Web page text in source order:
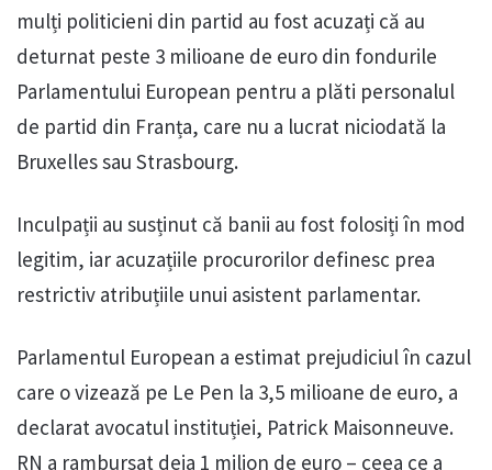
mulți politicieni din partid au fost acuzați că au
deturnat peste 3 milioane de euro din fondurile
Parlamentului European pentru a plăti personalul
de partid din Franța, care nu a lucrat niciodată la
Bruxelles sau Strasbourg.
Inculpații au susținut că banii au fost folosiți în mod
legitim, iar acuzațiile procurorilor definesc prea
restrictiv atribuțiile unui asistent parlamentar.
Parlamentul European a estimat prejudiciul în cazul
care o vizează pe Le Pen la 3,5 milioane de euro, a
declarat avocatul instituției, Patrick Maisonneuve.
RN a rambursat deja 1 milion de euro – ceea ce a